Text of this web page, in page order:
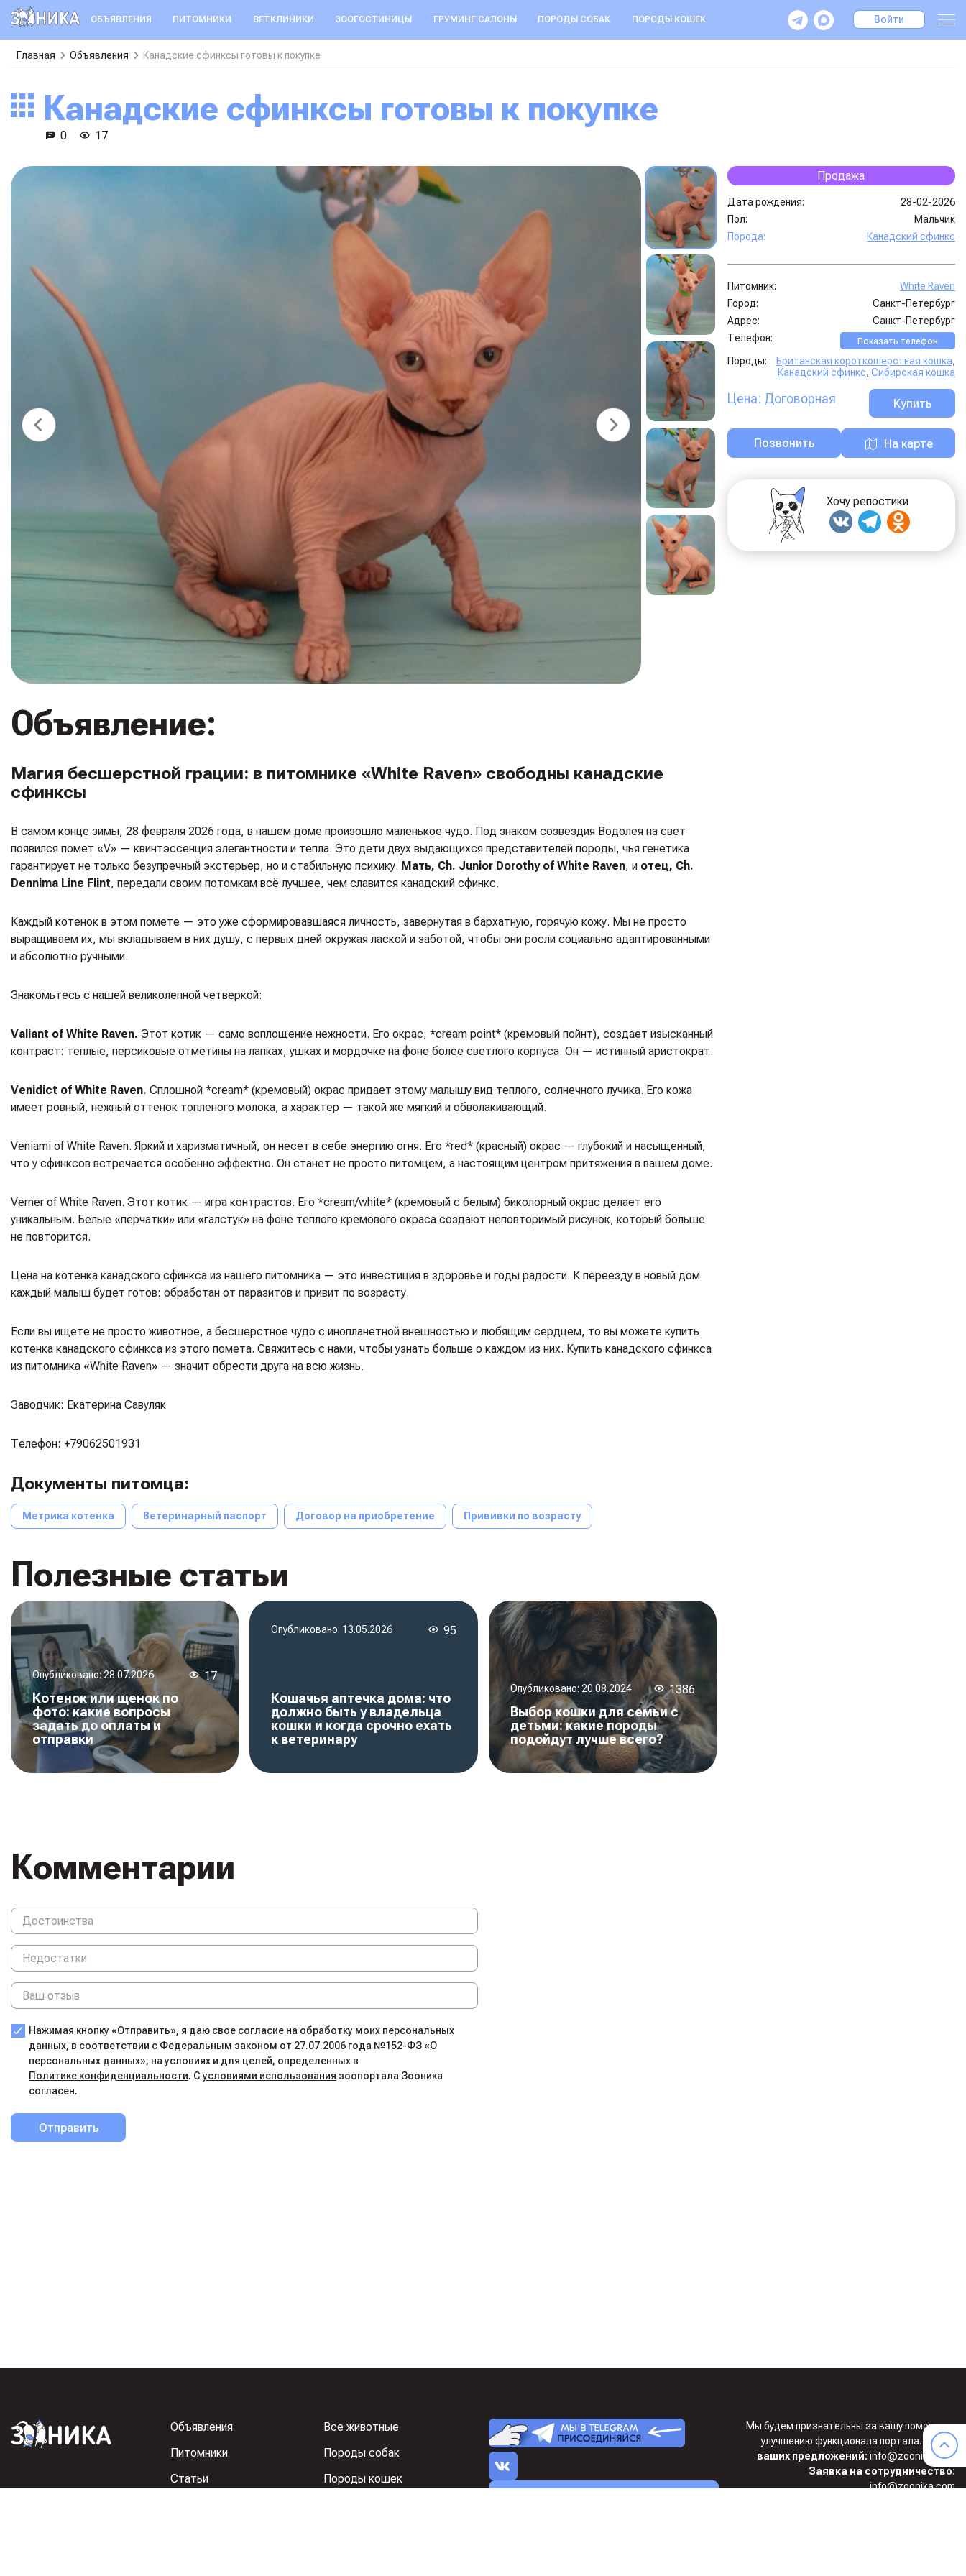
ОБЪЯВЛЕНИЯ ПИТОМНИКИ ВЕТКЛИНИКИ ЗООГОСТИНИЦЫ ГРУМИНГ САЛОНЫ ПОРОДЫ СОБАК ПОРОДЫ КОШЕК Войти
Главная Объявления Канадские сфинксы готовы к покупке
Канадские сфинксы готовы к покупке
0 17
Объявление:
Магия бесшерстной грации: в питомнике «White Raven» свободны канадские
сфинксы
В самом конце зимы, 28 февраля 2026 года, в нашем доме произошло маленькое чудо. Под знаком созвездия Водолея на свет
появился помет «V» — квинтэссенция элегантности и тепла. Это дети двух выдающихся представителей породы, чья генетика
гарантирует не только безупречный экстерьер, но и стабильную психику. Мать, Ch. Junior Dorothy of White Raven, и отец, Ch.
Dennima Line Flint, передали своим потомкам всё лучшее, чем славится канадский сфинкс.
Каждый котенок в этом помете — это уже сформировавшаяся личность, завернутая в бархатную, горячую кожу. Мы не просто
выращиваем их, мы вкладываем в них душу, с первых дней окружая лаской и заботой, чтобы они росли социально адаптированными
и абсолютно ручными.
Знакомьтесь с нашей великолепной четверкой:
Valiant of White Raven. Этот котик — само воплощение нежности. Его окрас, *cream point* (кремовый пойнт), создает изысканный
контраст: теплые, персиковые отметины на лапках, ушках и мордочке на фоне более светлого корпуса. Он — истинный аристократ.
Venidict of White Raven. Сплошной *cream* (кремовый) окрас придает этому малышу вид теплого, солнечного лучика. Его кожа
имеет ровный, нежный оттенок топленого молока, а характер — такой же мягкий и обволакивающий.
Veniami of White Raven. Яркий и харизматичный, он несет в себе энергию огня. Его *red* (красный) окрас — глубокий и насыщенный,
что у сфинксов встречается особенно эффектно. Он станет не просто питомцем, а настоящим центром притяжения в вашем доме.
Verner of White Raven. Этот котик — игра контрастов. Его *cream/white* (кремовый с белым) биколорный окрас делает его
уникальным. Белые «перчатки» или «галстук» на фоне теплого кремового окраса создают неповторимый рисунок, который больше
не повторится.
Цена на котенка канадского сфинкса из нашего питомника — это инвестиция в здоровье и годы радости. К переезду в новый дом
каждый малыш будет готов: обработан от паразитов и привит по возрасту.
Если вы ищете не просто животное, а бесшерстное чудо с инопланетной внешностью и любящим сердцем, то вы можете купить
котенка канадского сфинкса из этого помета. Свяжитесь с нами, чтобы узнать больше о каждом из них. Купить канадского сфинкса
из питомника «White Raven» — значит обрести друга на всю жизнь.
Заводчик: Екатерина Савуляк
Телефон: +79062501931
Документы питомца:
Метрика котенка Ветеринарный паспорт Договор на приобретение Прививки по возрасту
Полезные статьи
Опубликовано:28.07.2026 17
Котенок или щенок по
фото: какие вопросы
задать до оплаты и
отправки
Опубликовано: 13.05.2026 95
Кошачья аптечка дома: что
должно быть у владельца
кошки и когда срочно ехать
к ветеринару
Опубликовано: 20.08.2024 1386
Выбор кошки для семьи с
детьми: какие породы
подойдут лучше всего?
Продажа
Дата рождения:
28-02-2026
Пол:
Мальчик
Порода:
Канадский сфинкс
Питомник:
White Raven
Город:
Санкт-Петербург
Адрес:
Санкт-Петербург
Телефон:
Показать телефон
Породы: Британская короткошерстная кошка,
Канадский сфинкс, Сибирская кошка
Цена: Договорная Купить
Позвонить На карте
Хочу репостики
Комментарии
Нажимая кнопку «Отправить», я даю свое согласие на обработку моих персональных
данных, в соответствии с Федеральным законом от 27.07.2006 года №152-ФЗ «О
персональных данных», на условиях и для целей, определенных в
Политике конфиденциальности. Сусловиями использования зоопортала Зооника
согласен.
Отправить
Объявления
Все животные
Питомники
Породы собак
Статьи
Породы кошек
Мы будем признательны за вашу помощь по
улучшению функционала портала.
Ждем
ваших предложений: info@zoonika.com
Заявка на сотрудничество:
info@zoonika.com